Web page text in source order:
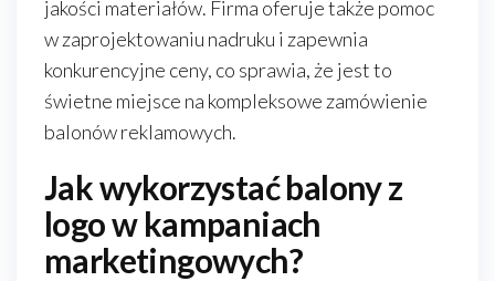
jakości materiałów. Firma oferuje także pomoc
w zaprojektowaniu nadruku i zapewnia
konkurencyjne ceny, co sprawia, że jest to
świetne miejsce na kompleksowe zamówienie
balonów reklamowych.
Jak wykorzystać balony z
logo w kampaniach
marketingowych?